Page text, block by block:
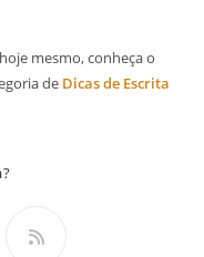
mesmo, conheça o
de Dicas de Escrita